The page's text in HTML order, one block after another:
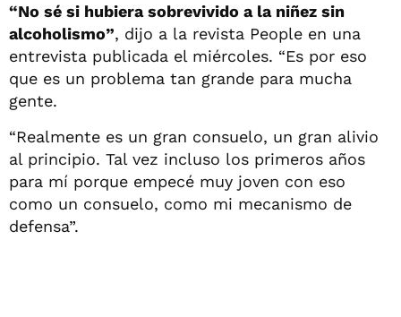
“No sé si hubiera sobrevivido a la niñez sin
alcoholismo”, dijo a la revista People en una
entrevista publicada el miércoles. “Es por eso
que es un problema tan grande para mucha
gente.
“Realmente es un gran consuelo, un gran alivio
al principio. Tal vez incluso los primeros años
para mí porque empecé muy joven con eso
como un consuelo, como mi mecanismo de
defensa”.